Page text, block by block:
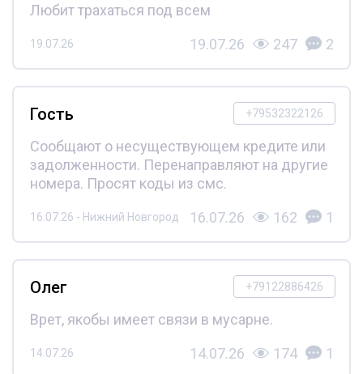
Любит трахаться под всем
19.07.26 19.07.26 247 2
+79532322126
Гость
Сообщают о несуществующем кредите или
задолженности. Перенаправляют на другие
номера. Просят коды из смс.
16.07.26 - Нижний Новгород 16.07.26 162 1
+79122886426
Олег
Врет, якобы имеет связи в мусарне.
14.07.26 14.07.26 174 1